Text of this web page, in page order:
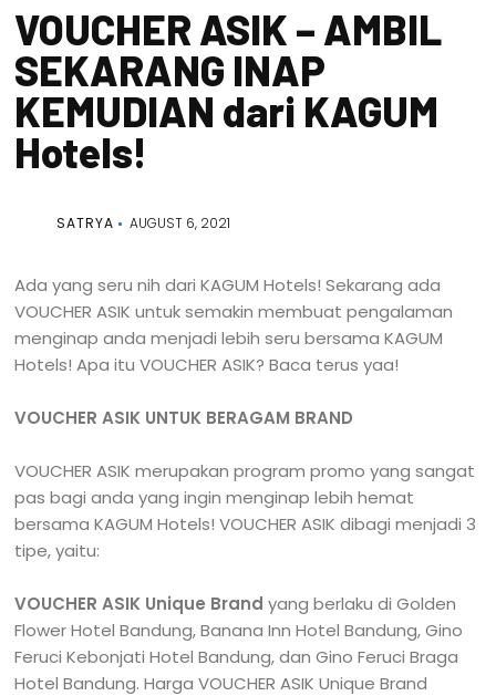
VOUCHER ASIK – AMBIL
SEKARANG INAP
KEMUDIAN dari KAGUM
Hotels!
SATRYA AUGUST 6, 2021
Ada yang seru nih dari KAGUM Hotels! Sekarang ada
VOUCHER ASIK untuk semakin membuat pengalaman
menginap anda menjadi lebih seru bersama KAGUM
Hotels! Apa itu VOUCHER ASIK? Baca terus yaa!
VOUCHER ASIK UNTUK BERAGAM BRAND
VOUCHER ASIK merupakan program promo yang sangat
pas bagi anda yang ingin menginap lebih hemat
bersama KAGUM Hotels! VOUCHER ASIK dibagi menjadi 3
tipe, yaitu:
VOUCHER ASIK Unique Brand yang berlaku di Golden
Flower Hotel Bandung, Banana Inn Hotel Bandung, Gino
Feruci Kebonjati Hotel Bandung, dan Gino Feruci Braga
Hotel Bandung. Harga VOUCHER ASIK Unique Brand